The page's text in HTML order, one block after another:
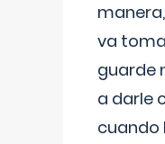
va
guarde
a darle
cuando